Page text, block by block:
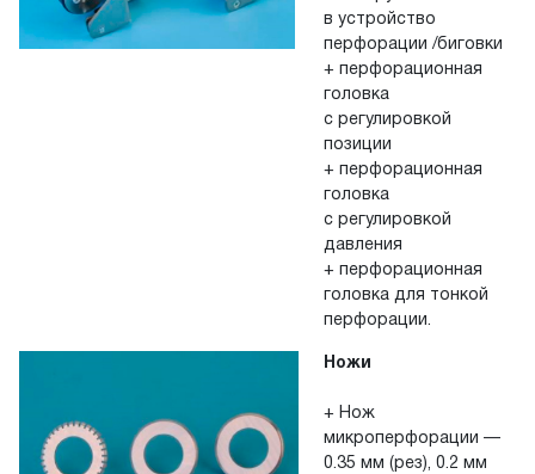
в устройство
перфорации /биговки
+ перфорационная
головка
с регулировкой
позиции
+ перфорационная
головка
с регулировкой
давления
+ перфорационная
головка для тонкой
перфорации.
Ножи
+ Нож
микроперфорации —
0.35 мм (рез), 0.2 мм